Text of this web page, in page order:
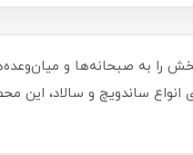
و لذت‌بخش را به صبحانه‌ها و
انواع ساندویچ و سالاد،